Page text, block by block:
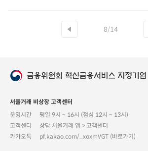
8/14
서울거래 비상장 고객센터
운영시간
평일 9시 ~ 16시 (점심 12시 ~ 13시)
고객센터
상담 서울거래 앱 > 고객센터
카카오톡
pf.kakao.com/_xoxmVGT (바로가기)